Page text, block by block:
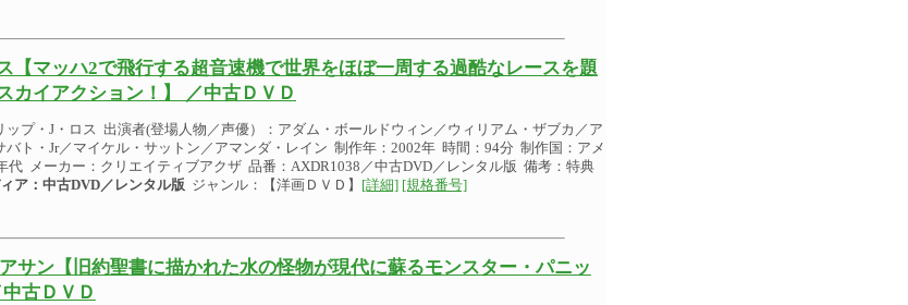
【マッハ2で飛行する超音速機で世界をほぼ一周する過酷なレースを題
カイアクション！】 ／中古ＤＶＤ
ップ・J・ロス 出演者(登場人物／声優）：アダム・ボールドウィン／ウィリアム・ザブカ／ア
バト・Jr／マイケル・サットン／アマンダ・レイン 制作年：2002年 時間：94分 制作国：アメ
代 メーカー：クリエイティブアクザ 品番：AXDR1038／中古DVD／レンタル版 備考：特典
ア：中古DVD／レンタル版 ジャンル：【洋画ＤＶＤ】 [詳細] [規格番号]
サン【旧約聖書に描かれた水の怪物が現代に蘇るモンスター・パニッ
古ＤＶＤ